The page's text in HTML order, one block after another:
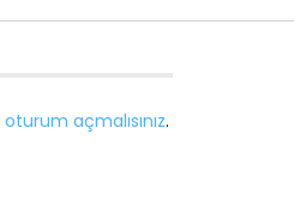
oturum açmalısınız.